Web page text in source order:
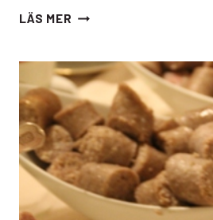
LÄS MER BALLONGFÄRD
VÄNNER